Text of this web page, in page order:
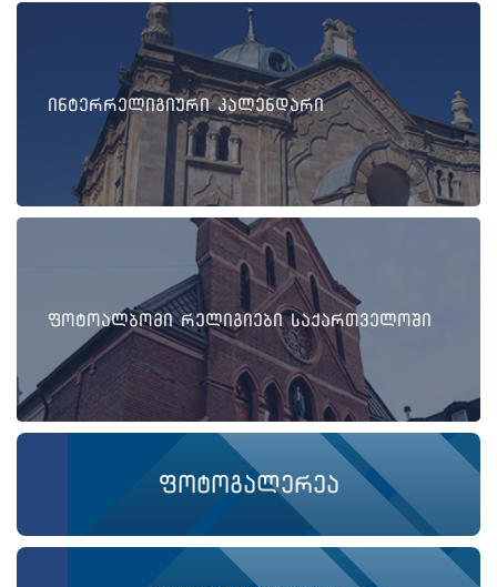
ინტერრელიგიური კალენდარი
ფოტოალბომი რელიგიები საქართველოში
ფოტოგალერეა